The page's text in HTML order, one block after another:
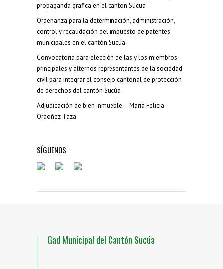
propaganda grafica en el canton Sucua
Ordenanza para la determinación, administración,
control y recaudación del impuesto de patentes
municipales en el cantón Sucúa
Convocatoria para elección de las y los miembros
principales y alternos representantes de la sociedad
civil para integrar el consejo cantonal de protección
de derechos del cantón Sucúa
Adjudicación de bien inmueble – Maria Felicia
Ordoñez Taza
SÍGUENOS
Gad Municipal del Cantón Sucúa